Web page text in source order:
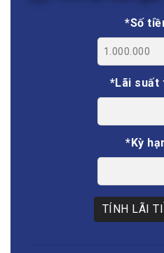
*Số
*Lãi suất
*Kỳ
TÍNH LÃI